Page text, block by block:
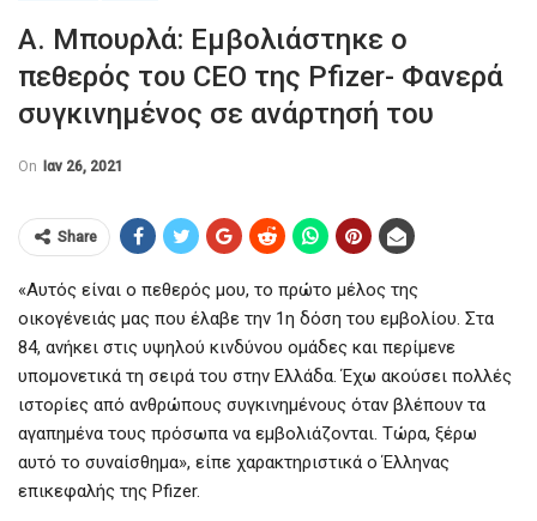
Α. Μπουρλά: Εμβολιάστηκε ο
πεθερός του CEO της Pfizer- Φανερά
συγκινημένος σε ανάρτησή του
On Ιαν 26, 2021
Share
«Αυτός είναι ο πεθερός μου, το πρώτο μέλος της
οικογένειάς μας που έλαβε την 1η δόση του εμβολίου. Στα
84, ανήκει στις υψηλού κινδύνου ομάδες και περίμενε
υπομονετικά τη σειρά του στην Ελλάδα. Έχω ακούσει πολλές
ιστορίες από ανθρώπους συγκινημένους όταν βλέπουν τα
αγαπημένα τους πρόσωπα να εμβολιάζονται. Τώρα, ξέρω
αυτό το συναίσθημα», είπε χαρακτηριστικά ο Έλληνας
επικεφαλής της Pfizer.